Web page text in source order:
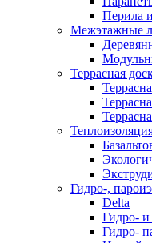
Перила
Межэтажные
Террасная
Гидро-,
Delta
Гидро- и
Гидро-